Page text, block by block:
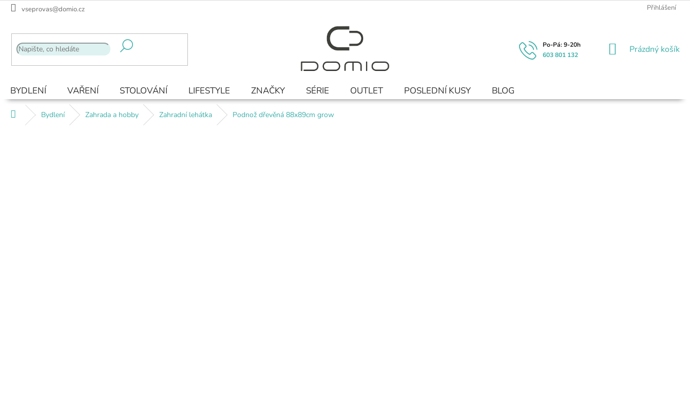
Přejít
vseprovas@domio.cz Přihlášení
603 801 132
NÁKUPNÍ
Prázdný košík
BYDLENÍ VAŘENÍ STOLOVÁNÍ LIFESTYLE ZNAČKY SÉRIE OUTLET POSLEDNÍ KUSY BLOG
Domů Bydlení Zahrada a hobby Zahradní lehátka Podnož dřevěná 88x89cm grow